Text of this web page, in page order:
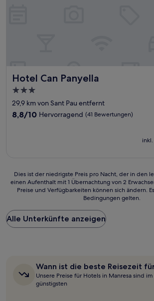
Hotel Can Panyella
Hotel Can Panyella
3.0-
Sterne-
Unterkunft
29,9 km von Sant Pau entfernt
8.8
8,8/10 Hervorragend (41 Bewertungen)
Dies
ist
Preis
pro
Nacht,
24 Stunden
Dies ist der niedrigste Preis pro Nacht, der in den
einen Aufenthalt mit 1 Übernachtung von 2
Preise und Verfügbarkeiten können sich ändern.
Bedingungen gelten.
Alle Unterkünfte anzeigen
Wann
ist
die
beste
Wann ist die beste Reisezeit
Unsere Preise für Hotels in Manresa sind
günstigsten